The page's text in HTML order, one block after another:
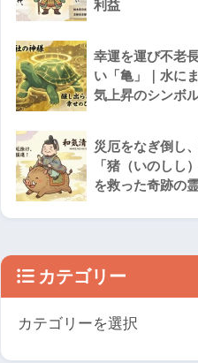
利益
幸運を運び不老
い「亀」｜水に
気上昇のシンボ
災厄をなぎ倒し
「猪（いのしし
を救った奇跡の
カテゴリー